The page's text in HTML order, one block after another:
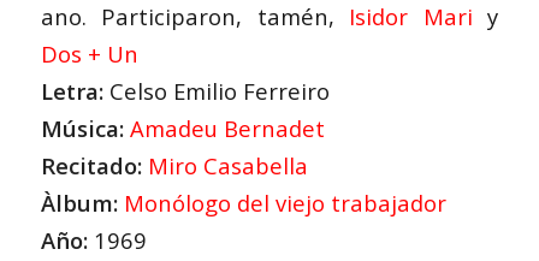
ano. Participaron, tamén, Isidor Mariy
Dos + Un
Letra:Celso Emilio Ferreiro
Música: Amadeu Bernadet
Recitado:Miro Casabella
Àlbum: Monólogo del viejo trabajador
Año:1969